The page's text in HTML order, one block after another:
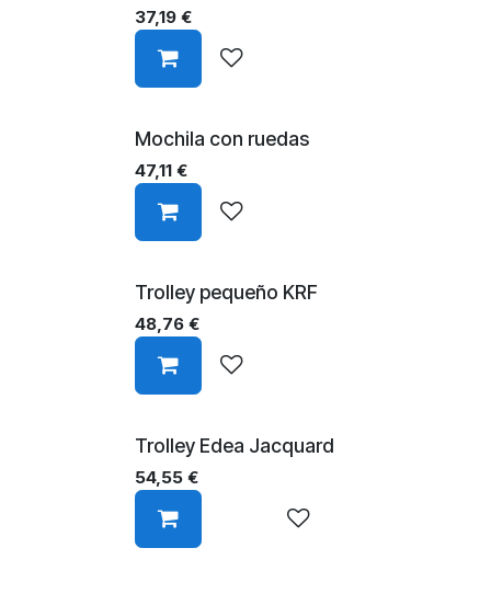
37,19 €
Mochila con ruedas
47,11 €
Trolley pequeño KRF
48,76 €
Trolley Edea Jacquard
54,55 €